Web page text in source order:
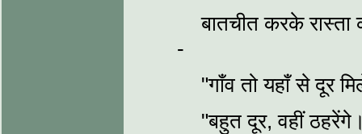
बातचीत करके रास्ता
-
"गाँव तो यहाँ से दूर
"बहुत दूर, वहीं